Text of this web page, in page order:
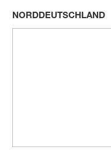
NORDDEUTSCHLAND